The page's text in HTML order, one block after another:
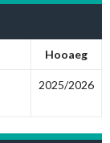
Hooaeg
2025/2026